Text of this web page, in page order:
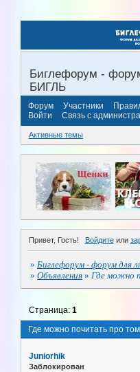
Биглефорум -
БИГЛЬ
Форум Участники
Войти
Связь с
Активные темы
Привет, Гость! Войдитеили
» Биглефорум - форум для
» Объявления » Где можно
Где можно почитать про
Страница:1
Juniorhik
Заблокирован